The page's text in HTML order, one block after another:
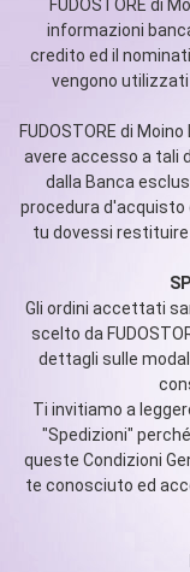
FUDOSTORE di
informazioni
credito ed il
vengono
FUDOSTORE di
avere accesso a tali
dalla Banca
procedura d'acquisto
tu dovessi
Gli ordini accettati
scelto da
dettagli sulle
Ti invitiamo a
"Spedizioni"
queste Condizioni
te conosciuto ed